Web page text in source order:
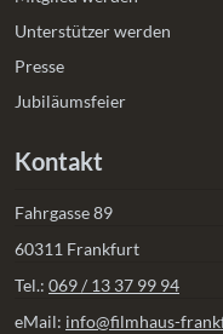
Unterstützer werden
Presse
Jubiläumsfeier
Kontakt
Fahrgasse 89
60311 Frankfurt
Tel.: 069 / 13 37 99 94
eMail: info@filmhaus-